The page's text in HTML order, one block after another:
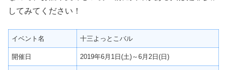
してみてください！
イベント名 十三よっとこバル
開催日 2019年6月1日(土)～6月2日(日)